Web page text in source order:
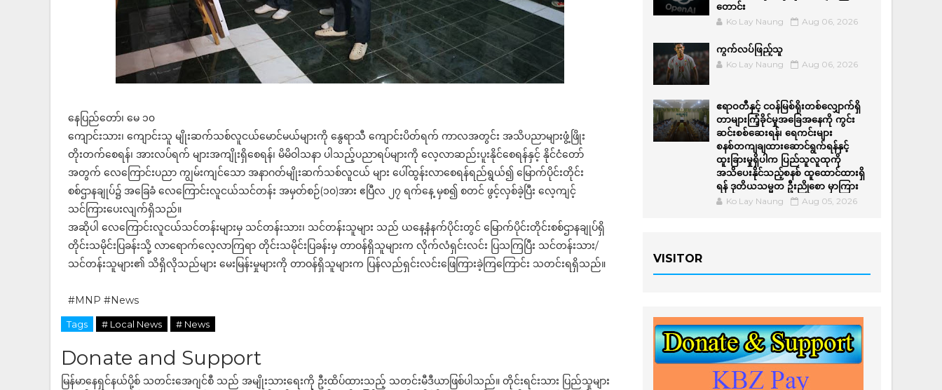
နေပြည်တော်၊ မေ ၁၀
ကျောင်းသား၊ ကျောင်းသူ မျိုးဆက်သစ်လူငယ်မောင်မယ်များကို နွေရာသီ ကျောင်းပိတ်ရက် ကာလအတွင်း အသိပညာများဖွံ့ဖြိုး
တိုးတက်စေရန်၊ အားလပ်ရက် များအကျိုးရှိစေရန်၊ မိမိဝါသနာ ပါသည့်ပညာရပ်များကို လေ့လာဆည်းပူးနိုင်စေရန်နှင့် နိုင်ငံတော်
အတွက် လေကြောင်းပညာ ကျွမ်းကျင်သော အနာဂတ်မျိုးဆက်သစ်လူငယ် များ ပေါ်ထွန်းလာစေရန်ရည်ရွယ်၍ မြောက်ပိုင်းတိုင်း
စစ်ဌာနချုပ်၌ အခြေခံ လေကြောင်းလူငယ်သင်တန်း အမှတ်စဉ်(၁၀)အား ဧပြီလ ၂၇ ရက်နေ့ မှစ၍ စတင် ဖွင့်လှစ်ခဲ့ပြီး လေ့ကျင့်
သင်ကြားပေးလျက်ရှိသည်။
အဆိုပါ လေကြောင်းလူငယ်သင်တန်းများမှ သင်တန်းသား၊ သင်တန်းသူများ သည် ယနေ့နံနက်ပိုင်းတွင် မြောက်ပိုင်းတိုင်းစစ်ဌာနချုပ်ရှိ
တိုင်းသမိုင်းပြခန်းသို့ လာရောက်လေ့လာကြရာ တိုင်းသမိုင်းပြခန်းမှ တာဝန်ရှိသူများက လိုက်လံရှင်းလင်း ပြသကြပြီး သင်တန်းသား/
သင်တန်းသူများ၏ သိရှိလိုသည်များ မေးမြန်းမှုများကို တာဝန်ရှိသူများက ပြန်လည်ရှင်းလင်းဖြေကြားခဲ့ကြကြောင်း သတင်းရရှိသည်။
#MNP #News
Tags # Local News # News
Donate and Support
မြန်မာနေရှင်နယ်ပို့စ် သတင်းအေဂျင်စီ သည် အမျိုးသားရေးကို ဦးထိပ်ထားသည့် သတင်းမီဒီယာဖြစ်ပါသည်။ တိုင်းရင်းသား ပြည်သူများ
တောင်း
Ko Lay Naung Aug 06, 2026
ကွက်လပ်ဖြည့်သူ
Ko Lay Naung Aug 06, 2026
ဧရာဝတီနှင့် ငဝန်မြစ်ရိုးတစ်လျှောက်ရှိ
တာများကြံ့ခိုင်မှုအခြေအနေကို ကွင်း
ဆင်းစစ်ဆေးရန်၊ ရေကင်းများ
စနစ်တကျချထားဆောင်ရွက်ရန်နှင့်
ထူးခြားမှုရှိပါက ပြည်သူလူထုကို
အသိပေးနိုင်သည့်စနစ် ထူထောင်ထားရှိ
ရန် ဒုတိယသမ္မတ ဦးညိုစော မှာကြား
Ko Lay Naung Aug 05, 2026
VISITOR